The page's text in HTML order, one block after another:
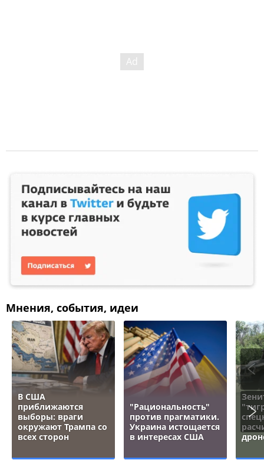
Мнения, события, идеи
В США
приближаются
выборы: враги
окружают Трампа со
всех сторон
"Рациональность"
против прагматики.
Украина истощается
в интересах США